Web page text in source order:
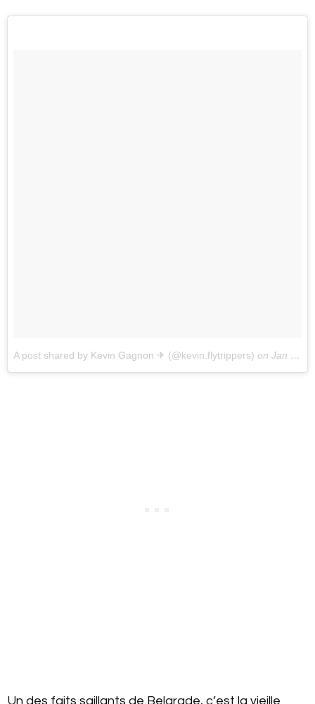
A post shared by Kevin Gagnon ✈ (@kevin.flytrippers) on Jan 24, 2018 at 8:24pm PST
Un des faits saillants de Belgrade, c’est la vieille